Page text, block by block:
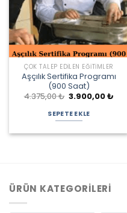
ÇOK TALEP EDILEN EĞITIMLER
Aşçılık Sertifika Programı
(900 Saat)
4.375,00₺ Orijinal
fiyat:
4.375,00 ₺.
3.900,00₺
SEPETE EKLE
ÜRÜN KATEGORILERI